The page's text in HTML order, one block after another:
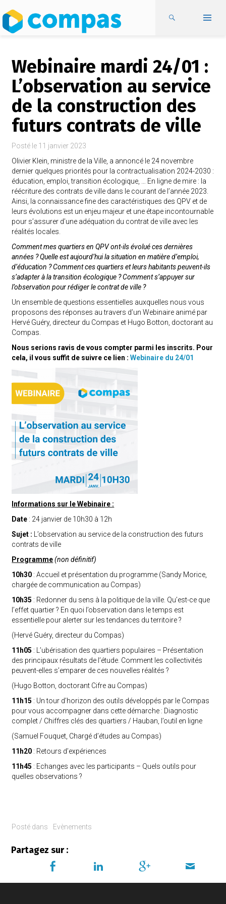
Webinaire mardi 24/01 :
L’observation au service
de la construction des
futurs contrats de ville
Posté le 11 janvier 2023
Olivier Klein, ministre de la Ville, a annoncé le 24 novembre
dernier quelques priorités pour la contractualisation 2024-2030 :
éducation, emploi, transition écologique, … En ligne de mire : la
réécriture des contrats de ville dans le courant de l’année 2023.
Ainsi, la connaissance fine des caractéristiques des QPV et de
leurs évolutions est un enjeu majeur et une étape incontournable
pour s’assurer d’une adéquation du contrat de ville avec les
réalités locales.
Comment mes quartiers en QPV ont-ils évolué ces dernières
années ? Quelle est aujourd’hui la situation en matière d’emploi,
d’éducation ? Comment ces quartiers et leurs habitants peuvent-ils
s’adapter à la transition écologique ? Comment s’appuyer sur
l’observation pour rédiger le contrat de ville ?
Un ensemble de questions essentielles auxquelles nous vous
proposons des réponses au travers d’un Webinaire animé par
Hervé Guéry, directeur du Compas et Hugo Botton, doctorant au
Compas.
Nous serions ravis de vous compter parmi les inscrits. Pour
cela, il vous suffit de suivre ce lien :Webinaire du 24/01
Informations sur le Webinaire :
Date : 24 janvier de 10h30 à 12h
Sujet : L’observation au service de la construction des futurs
contrats de ville
Programme (non définitif)
10h30 : Accueil et présentation du programme (Sandy Morice,
chargée de communication au Compas)
10h35 : Redonner du sens à la politique de la ville. Qu’est-ce que
l’effet quartier ? En quoi l’observation dans le temps est
essentielle pour alerter sur les tendances du territoire ?
(Hervé Guéry, directeur du Compas)
11h05 : L’ubérisation des quartiers populaires – Présentation
des principaux résultats de l’étude. Comment les collectivités
peuvent-elles s’emparer de ces nouvelles réalités ?
(Hugo Botton, doctorant Cifre au Compas)
11h15 : Un tour d’horizon des outils développés par le Compas
pour vous accompagner dans cette démarche : Diagnostic
complet / Chiffres clés des quartiers / Hauban, l’outil en ligne
(Samuel Fouquet, Chargé d’études au Compas)
11h20 : Retours d’expériences
11h45 : Echanges avec les participants – Quels outils pour
quelles observations ?
Posté dans Evènements
Partagez sur :